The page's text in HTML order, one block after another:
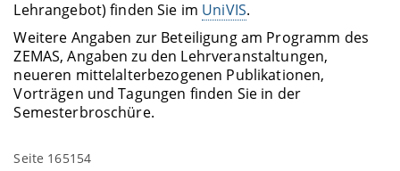
Lehrangebot) finden Sie im UniVIS.
Weitere Angaben zur Beteiligung am Programm des
ZEMAS, Angaben zu den Lehrveranstaltungen,
neueren mittelalterbezogenen Publikationen,
Vorträgen und Tagungen finden Sie in der
Semesterbroschüre.
Seite 165154